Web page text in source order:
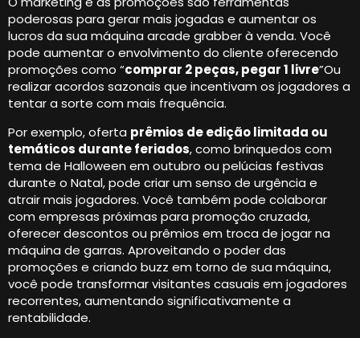
poderosas para gerar mais jogadas e aumentar os
lucros da sua máquina arcade grabber à venda. Você
pode aumentar o envolvimento do cliente oferecendo
promoções como “comprar 2 peças, pegar 1 livre”Ou
realizar acordos sazonais que incentivam os jogadores a
tentar a sorte com mais frequência.
Por exemplo, oferta prêmios de edição limitada ou
temáticos durante feriados, como brinquedos com
tema de Halloween em outubro ou pelúcias festivas
durante o Natal, pode criar um senso de urgência e
atrair mais jogadores. Você também pode colaborar
com empresas próximas para promoção cruzada,
oferecer descontos ou prêmios em troca de jogar na
máquina de garras. Aproveitando o poder das
promoções e criando buzz em torno de sua máquina,
você pode transformar visitantes casuais em jogadores
recorrentes, aumentando significativamente a
rentabilidade.